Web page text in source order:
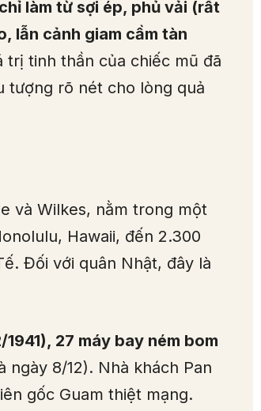
làm từ sợi ép, phủ vải (rất
lẫn cảnh giam cầm tàn
trị tinh thần của chiếc mũ đã
tượng rõ nét cho lòng quả
và Wilkes, nằm trong một
Hawaii, đến 2.300
Đối với quân Nhật, đây là
27 máy bay ném bom
ngày 8/12). Nhà khách Pan
gốc Guam thiệt mạng.